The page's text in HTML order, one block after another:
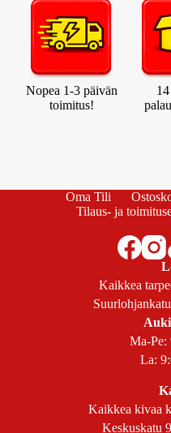
Nopea 1-3 päivän
toimitus!
Oma Tili
Tilaus- ja
Kaikkea
Ma-Pe:
La:
Kaikkea kivaa
Keskuskatu